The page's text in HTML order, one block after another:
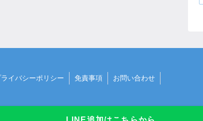
ライバシーポリシー 免責事項 お問い合わせ